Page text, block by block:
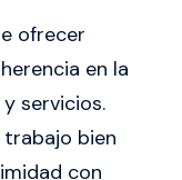
ofrecer
en la
servicios.
bien
con